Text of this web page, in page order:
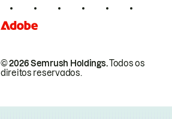
© 2026 Semrush Holdings.Todos os
direitos reservados.